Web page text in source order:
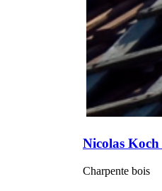
Nicolas Koch
Charpente bois